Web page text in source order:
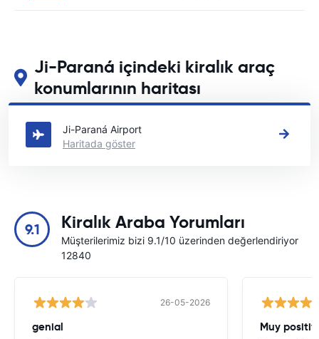
Ji-Paraná içindeki kiralık araç
konumlarının haritası
Ji-Paraná içindeki başlıca araç kiralama yerlerimizi görün
Ji-Paraná Airport
Haritada göster
9.1 Kiralık Araba Yorumları
Müşterilerimiz bizi 9.1/10 üzerinden değerlendiriyor
12840
26-05-2026
genial Muy